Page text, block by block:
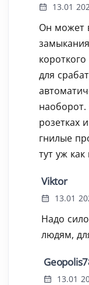
13.01
Он может
для
розетках
гнилые
тут уж как
Viktor
13.01
Надо
людям,
13.01